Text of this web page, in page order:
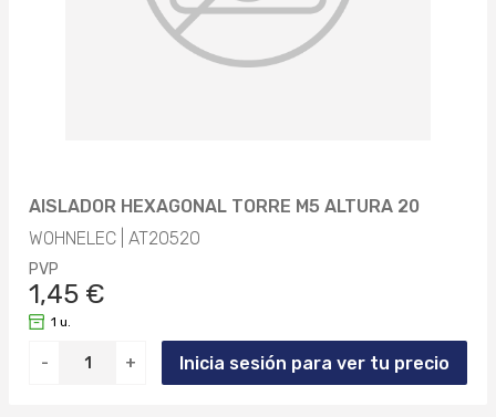
AISLADOR HEXAGONAL TORRE M5 ALTURA 20
WOHNELEC | AT20520
PVP
1,45 €
- +
1 u.
Inicia sesión para ver tu precio